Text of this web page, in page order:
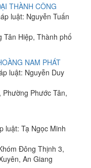
THÀNH CÔNG
luật: Nguyễn Tuấn
Hiệp, Thành phố
NAM PHÁT
luật: Nguyễn Duy
Phước Tân,
luật: Tạ Ngọc Minh
Đông Thịnh 3,
An Giang